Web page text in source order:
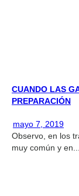
CUANDO LAS
PREPARACIÓN
mayo 7, 2019
Observo, en los
muy común y en...